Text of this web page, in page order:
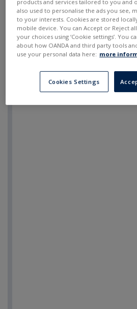
products and services tailored to you and
also used to personalise the ads you see,
to your interests. Cookies are stored
mobile device. You can Accept or Reject
your choices using ‘Cookie settings’. You
about how OANDA and third party tools
use your personal data here: more
Cookies Settings